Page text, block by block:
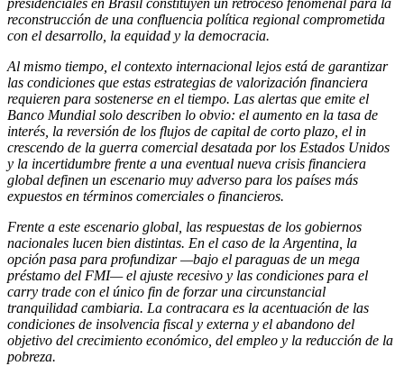
presidenciales en Brasil constituyen un retroceso fenomenal para la
reconstrucción de una confluencia política regional comprometida
con el desarrollo, la equidad y la democracia.
Al mismo tiempo, el contexto internacional lejos está de garantizar
las condiciones que estas estrategias de valorización financiera
requieren para sostenerse en el tiempo. Las alertas que emite el
Banco Mundial solo describen lo obvio: el aumento en la tasa de
interés, la reversión de los flujos de capital de corto plazo, el in
crescendo de la guerra comercial desatada por los Estados Unidos
y la incertidumbre frente a una eventual nueva crisis financiera
global definen un escenario muy adverso para los países más
expuestos en términos comerciales o financieros.
Frente a este escenario global, las respuestas de los gobiernos
nacionales lucen bien distintas. En el caso de la Argentina, la
opción pasa para profundizar —bajo el paraguas de un mega
préstamo del FMI— el ajuste recesivo y las condiciones para el
carry trade con el único fin de forzar una circunstancial
tranquilidad cambiaria. La contracara es la acentuación de las
condiciones de insolvencia fiscal y externa y el abandono del
objetivo del crecimiento económico, del empleo y la reducción de la
pobreza.